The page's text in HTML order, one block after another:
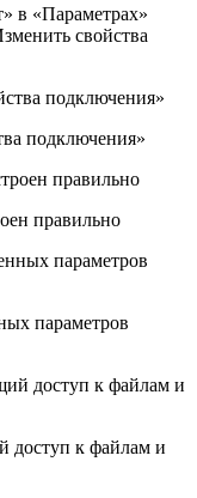
в «Параметрах»
свойства
подключения»
правильно
параметров
доступ к файлам и